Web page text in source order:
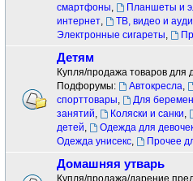
смартфоны, Планшеты и
интернет, ТВ, видео и
Электронные сигареты,
Детям
Купля/продажа товаров для
Подфорумы:
Автокресла,
спорттовары, Для
занятий, Коляски и санки,
детей, Одежда для
Одежда унисекс, Прочее
Домашняя утварь
Купля/продажа/дарение